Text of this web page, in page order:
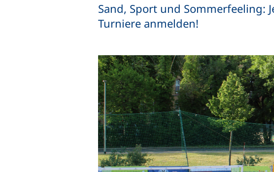
Sand, Sport und Sommerfeeling:
Turniere anmelden!